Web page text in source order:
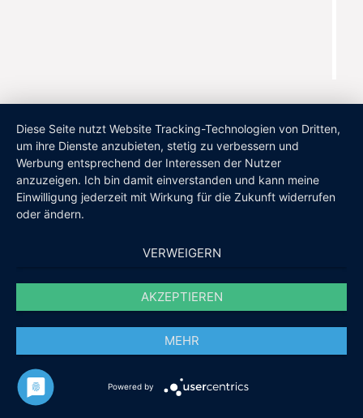
Diese Seite nutzt Website Tracking-Technologien von Dritten,
um ihre Dienste anzubieten, stetig zu verbessern und
Werbung entsprechend der Interessen der Nutzer
anzuzeigen. Ich bin damit einverstanden und kann meine
Einwilligung jederzeit mit Wirkung für die Zukunft widerrufen
oder ändern.
VERWEIGERN
AKZEPTIEREN
MEHR
Powered by